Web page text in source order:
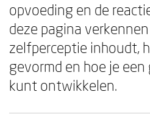
opvoeding en de
deze pagina
zelfperceptie inhoudt,
gevormd en hoe je
kunt ontwikkelen.